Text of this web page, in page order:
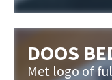
DOOS
Met logo of